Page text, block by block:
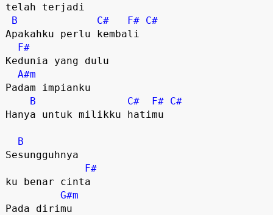
telah terjadi
B
C# F# C#
Apakahku perlu kembali
F#
Kedunia yang dulu
A#m
Padam impianku
B
C# F# C#
Hanya untuk milikku hatimu
B
Sesungguhnya
F#
ku benar cinta
G#m
Pada dirimu